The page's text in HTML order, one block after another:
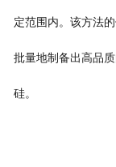
定范围内。该方法
批量地制备出高品
硅。